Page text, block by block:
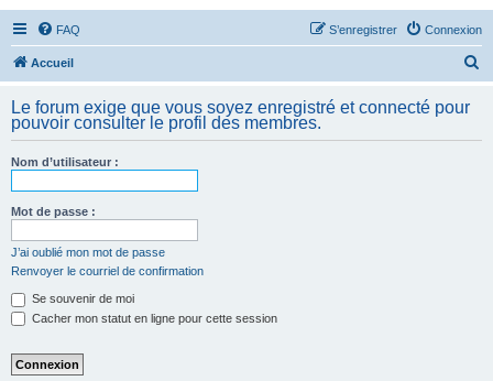
FAQ Connexion
S’enregistrer
Accueil
h
Le forum exige que vous soyez enregistré et connecté pour
pouvoir consulter le profil des membres.
Nom d’utilisateur :
Mot de passe :
J’ai oublié mon mot de passe
Renvoyer le courriel de confirmation
Se souvenir de moi
Cacher mon statut en ligne pour cette session